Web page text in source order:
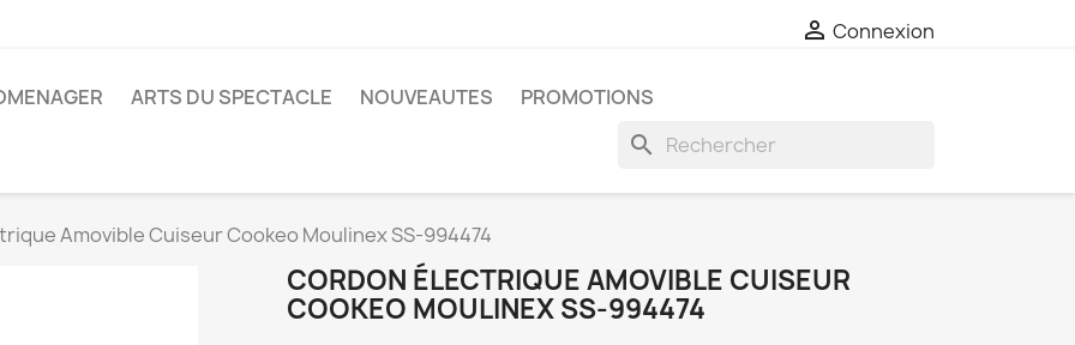
 Connexion
ARTS DU SPECTACLE NOUVEAUTES PROMOTIONS
search
Amovible Cuiseur Cookeo Moulinex SS-994474
CORDON ÉLECTRIQUE AMOVIBLE CUISEUR
COOKEO MOULINEX SS-994474